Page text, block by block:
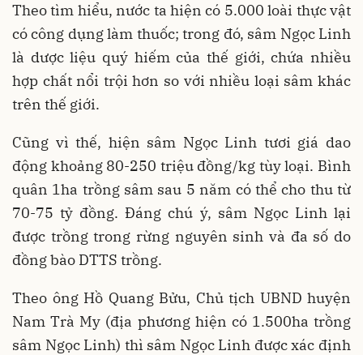
Theo tìm hiểu, nước ta hiện có 5.000 loài thực vật
có công dụng làm thuốc; trong đó, sâm Ngọc Linh
là dược liệu quý hiếm của thế giới, chứa nhiều
hợp chất nổi trội hơn so với nhiều loại sâm khác
trên thế giới.
Cũng vì thế, hiện sâm Ngọc Linh tươi giá dao
động khoảng 80-250 triệu đồng/kg tùy loại. Bình
quân 1ha trồng sâm sau 5 năm có thể cho thu từ
70-75 tỷ đồng. Đáng chú ý, sâm Ngọc Linh lại
được trồng trong rừng nguyên sinh và đa số do
đồng bào DTTS trồng.
Theo ông Hồ Quang Bửu, Chủ tịch UBND huyện
Nam Trà My (địa phương hiện có 1.500ha trồng
sâm Ngọc Linh) thì sâm Ngọc Linh được xác định